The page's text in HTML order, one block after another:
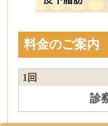
料金のご案内
1回
診